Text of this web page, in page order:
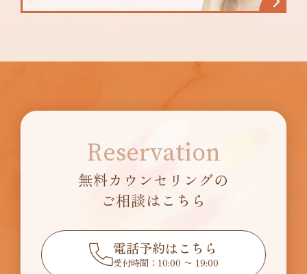
Reservation
無料カウンセリングの
ご相談はこちら
電話予約はこちら
受付時間：10:00 〜 19:00